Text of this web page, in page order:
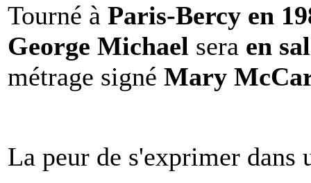
Tourné à Paris-Bercy en
George Michael sera en
métrage signé Mary
La peur de s'exprimer dans